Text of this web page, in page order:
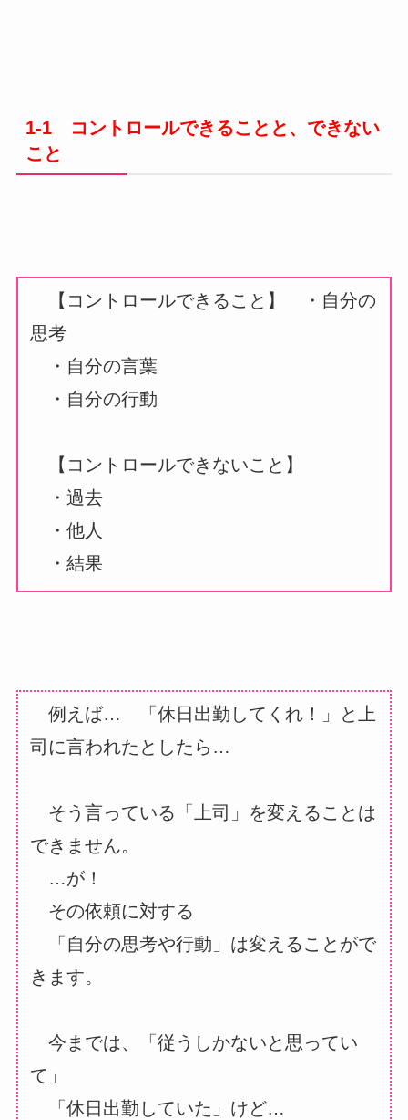
1-1 コントロールできることと、できない
こと
【コントロールできること】
・自分の
思考
・自分の言葉
・自分の行動
【コントロールできないこと】
・過去
・他人
・結果
例えば…
「休日出勤してくれ！」と上
司に言われたとしたら…
そう言っている「上司」を変えることは
できません。
…が！
その依頼に対する
「自分の思考や行動」は変えることがで
きます。
今までは、「従うしかないと思ってい
て」
「休日出勤していた」けど…